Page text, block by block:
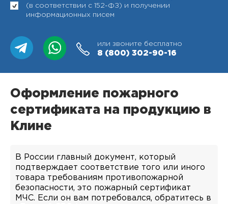
(в соответствии с 152-ФЗ) и получении
информационных писем
или звоните бесплатно
8 (800) 302-90-16
Оформление пожарного
сертификата на продукцию в
Клине
В России главный документ, который
подтверждает соответствие того или иного
товара требованиям противопожарной
безопасности, это пожарный сертификат
МЧС. Если он вам потребовался, обратитесь в